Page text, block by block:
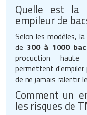
Quelle est la
empileur de
Selon les modèles,
de 300 à 1000
production haute
permettent d'empiler
de ne jamais ralentir
Comment un
les risques de